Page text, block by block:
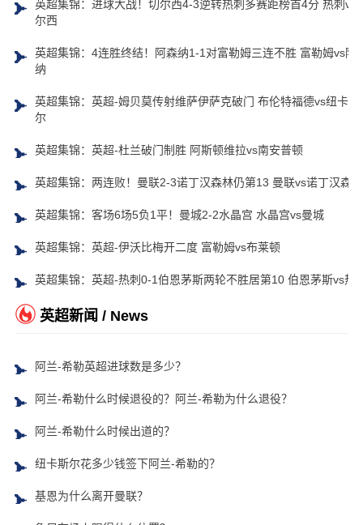
英超集锦：进球大战！切尔西4-3逆转热刺多赛距榜首4分 热刺vs
尔西
英超集锦：4连胜终结！阿森纳1-1对富勒姆三连不胜 富勒姆vs阿
纳
英超集锦：英超-姆贝莫传射维萨伊萨克破门 布伦特福德vs纽卡斯
尔
英超集锦：英超-杜兰破门制胜 阿斯顿维拉vs南安普顿
英超集锦：两连败！曼联2-3诺丁汉森林仍第13 曼联vs诺丁汉森林
英超集锦：客场6场5负1平！曼城2-2水晶宫 水晶宫vs曼城
英超集锦：英超-伊沃比梅开二度 富勒姆vs布莱顿
英超集锦：英超-热刺0-1伯恩茅斯两轮不胜居第10 伯恩茅斯vs热
英超新闻 / News
阿兰-希勒英超进球数是多少？
阿兰-希勒什么时候退役的？阿兰-希勒为什么退役？
阿兰-希勒什么时候出道的？
纽卡斯尔花多少钱签下阿兰-希勒的？
基恩为什么离开曼联？